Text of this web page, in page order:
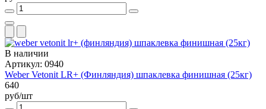
В наличии
Артикул: 0940
Weber Vetonit LR+ (Финляндия) шпаклевка финишная (25кг)
640
руб/шт